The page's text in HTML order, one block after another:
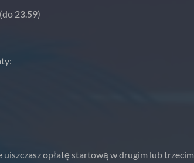
23.59)
opłatę startową w drugim lub trzecim